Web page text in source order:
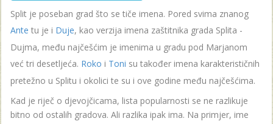
Split je poseban grad što se tiče imena. Pored svima znanog
Ante tu je i Duje, kao verzija imena zaštitnika grada Splita -
Dujma, među najčešćim je imenima u gradu pod Marjanom
već tri desetljeća. Roko i Toni su također imena karakterističnih
pretežno u Splitu i okolici te su i ove godine među najčešćima.
Kad je riječ o djevojčicama, lista popularnosti se ne razlikuje
bitno od ostalih gradova. Ali razlika ipak ima. Na primjer, ime